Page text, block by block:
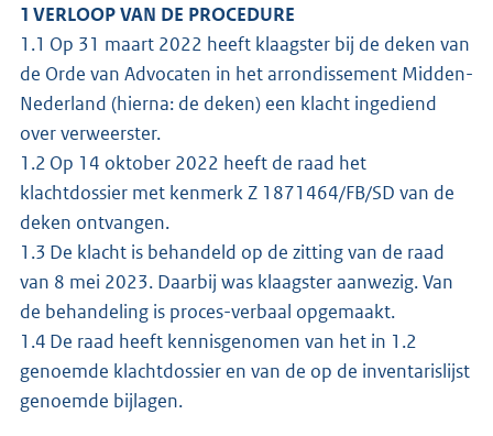
1 VERLOOP VAN DE PROCEDURE
1.1 Op 31 maart 2022 heeft klaagster bij de deken van
de Orde van Advocaten in het arrondissement Midden-
Nederland (hierna: de deken) een klacht ingediend
over verweerster.
1.2 Op 14 oktober 2022 heeft de raad het
klachtdossier met kenmerk Z 1871464/FB/SD van de
deken ontvangen.
1.3 De klacht is behandeld op de zitting van de raad
van 8 mei 2023. Daarbij was klaagster aanwezig. Van
de behandeling is proces-verbaal opgemaakt.
1.4 De raad heeft kennisgenomen van het in 1.2
genoemde klachtdossier en van de op de inventarislijst
genoemde bijlagen.